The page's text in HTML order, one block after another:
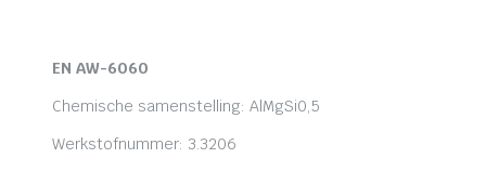
EN AW-6060
Chemische samenstelling: AlMgSi0,5
Werkstofnummer: 3.3206